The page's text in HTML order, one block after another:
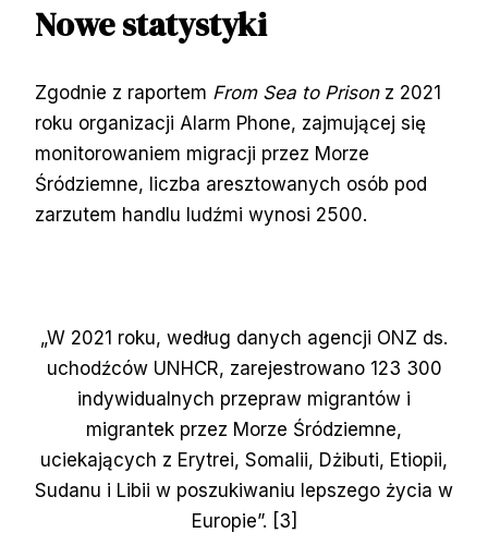
Nowe statystyki
Zgodnie z raportem From Sea to Prisonz 2021
roku organizacji Alarm Phone, zajmującej się
monitorowaniem migracji przez Morze
Śródziemne, liczba aresztowanych osób pod
zarzutem handlu ludźmi wynosi 2500.
„W 2021 roku, według danych agencji ONZ ds.
uchodźców UNHCR, zarejestrowano 123 300
indywidualnych przepraw migrantów i
migrantek przez Morze Śródziemne,
uciekających z Erytrei, Somalii, Dżibuti, Etiopii,
Sudanu i Libii w poszukiwaniu lepszego życia w
Europie”. [3]